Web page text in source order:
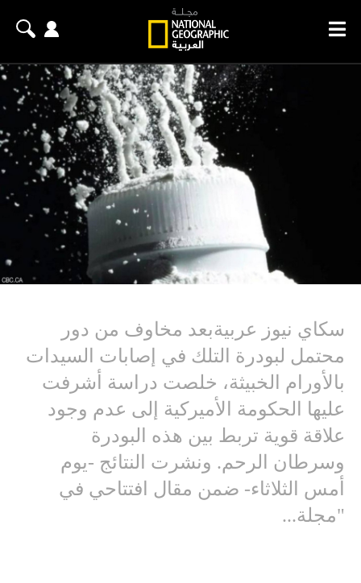
سكاي نيوز عربيةبعد مخاوف من دور
محتمل لبودرة التلك في إصابات السيدات
بالأورام الخبيثة، خلصت دراسة أشرفت
عليها الحكومة الأميركية إلى عدم وجود
علاقة قوية تربط بين هذه البودرة
وسرطان الرحم. ونشرت النتائج -يوم
أمس الثلاثاء- ضمن مقال افتتاحي في
"مجلة...